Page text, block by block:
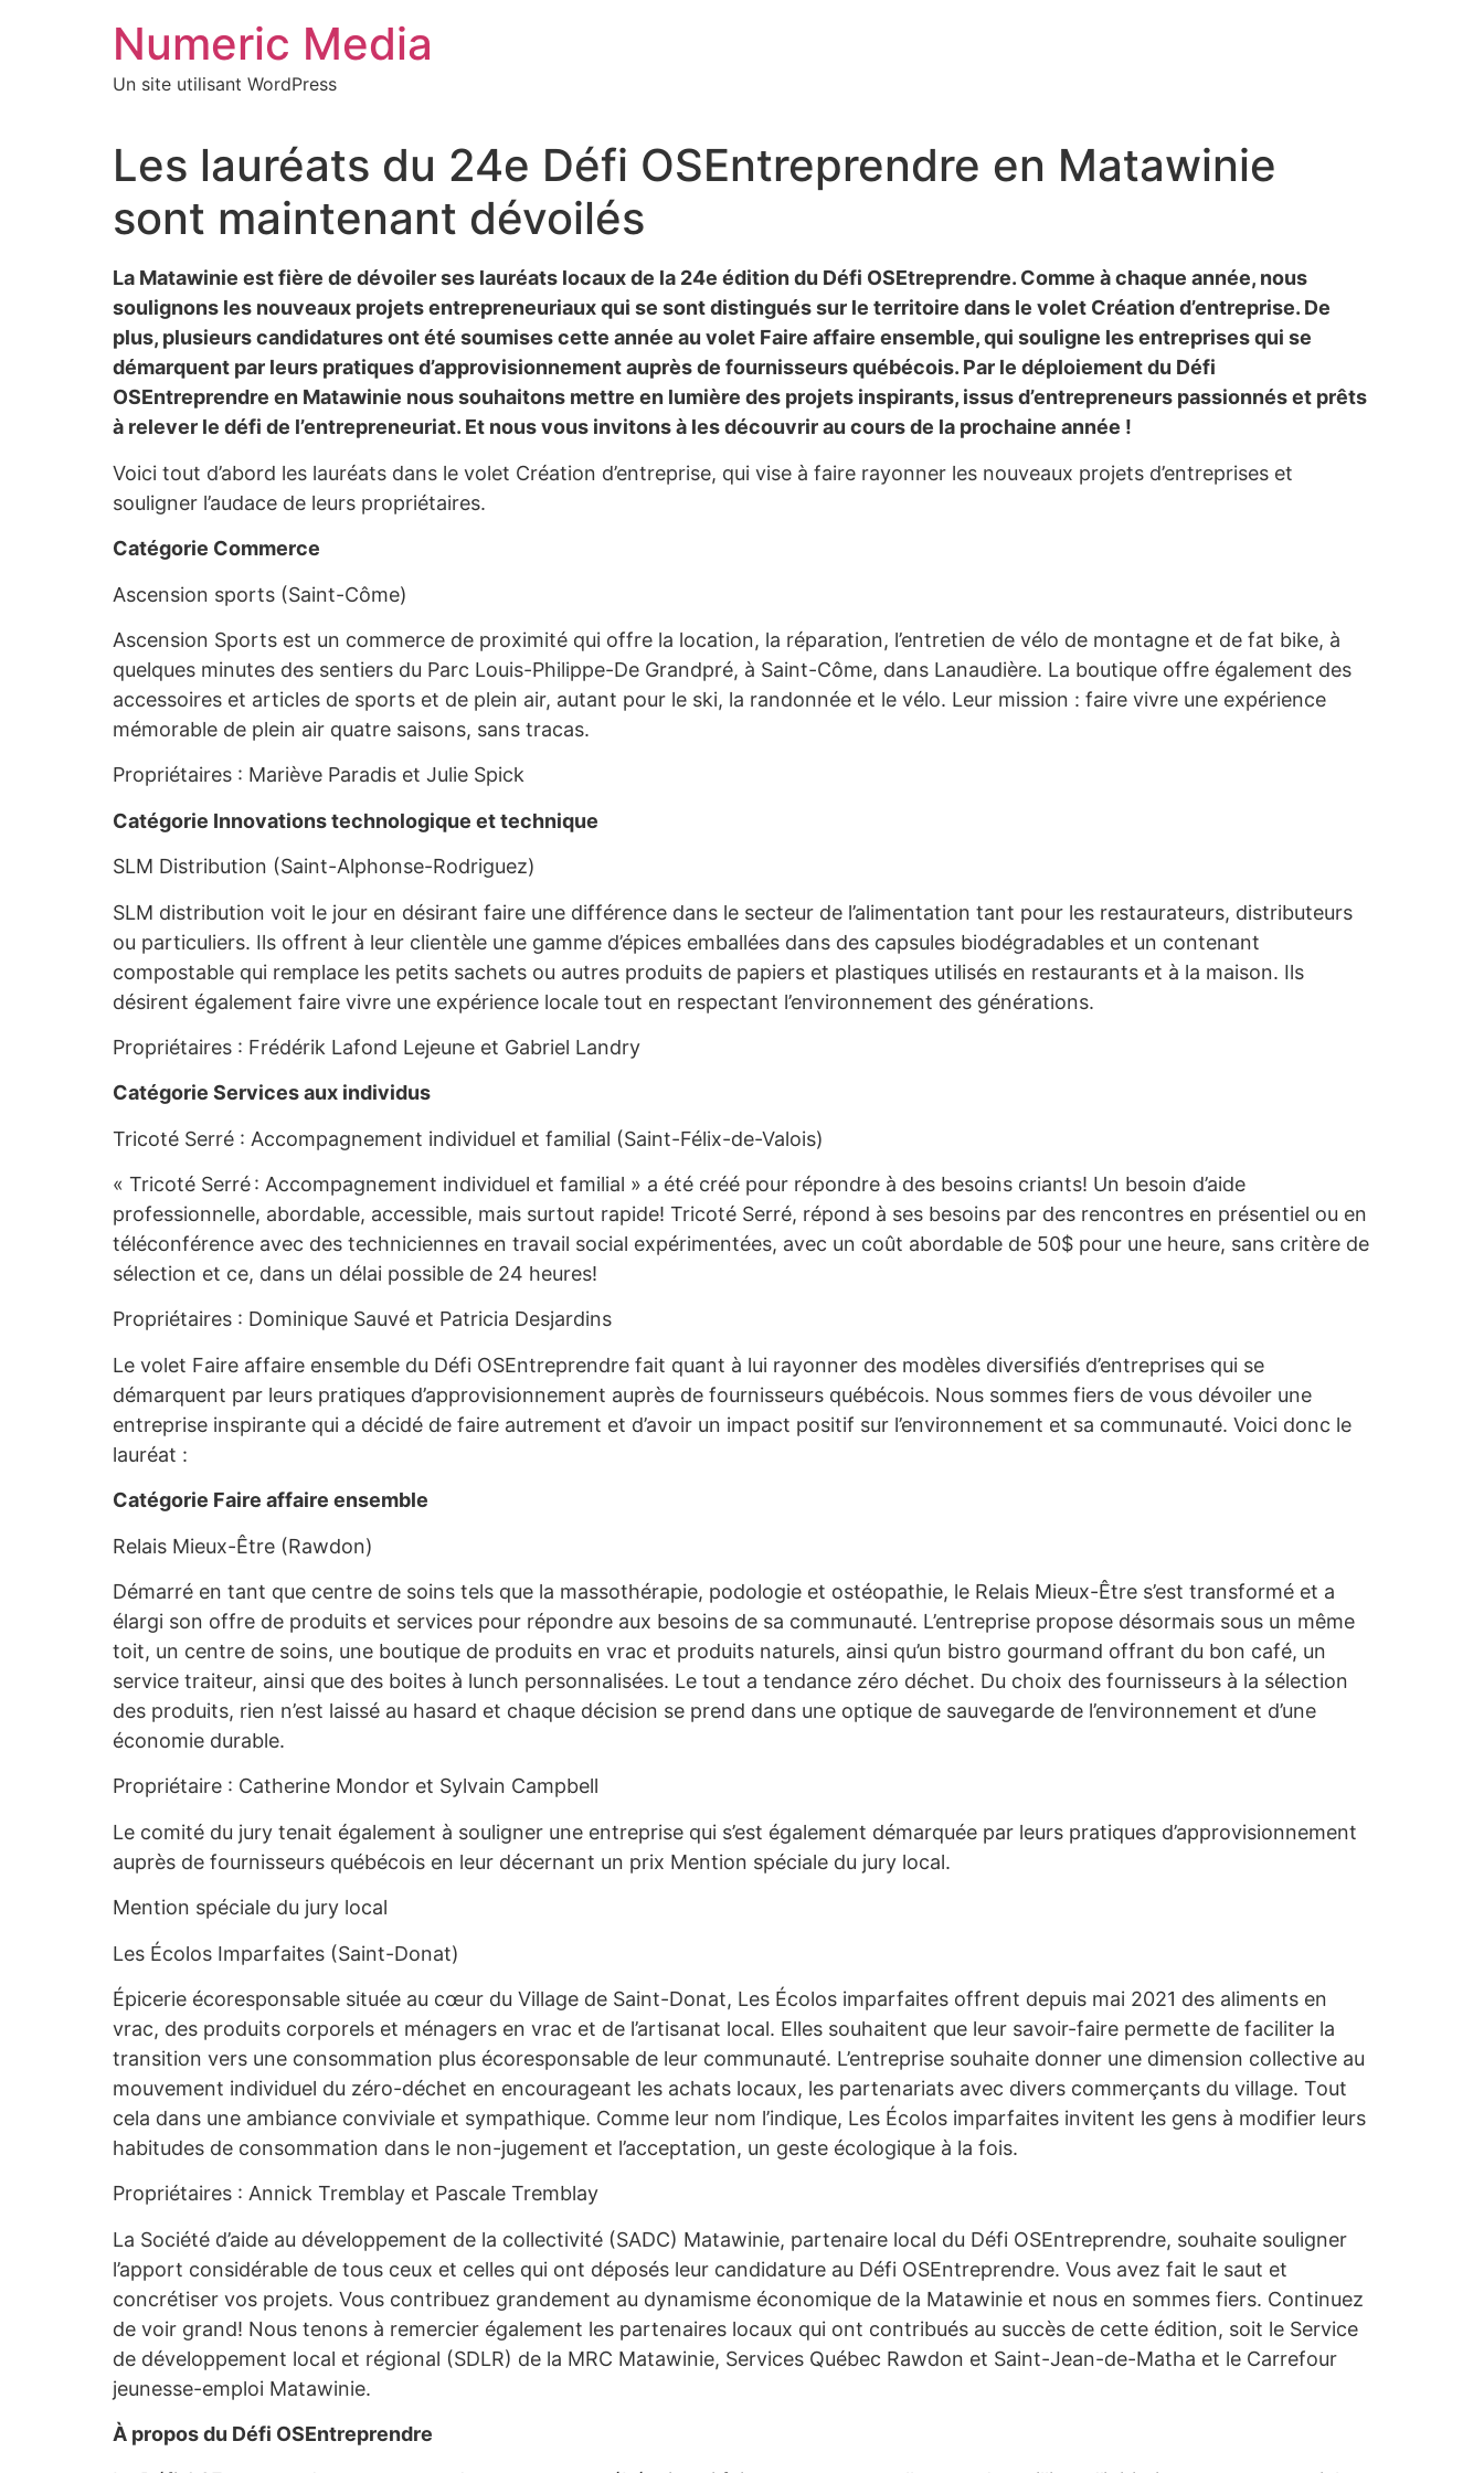
Numeric Media
Un site utilisant WordPress
Les lauréats du 24e Défi OSEntreprendre en Matawinie
sont maintenant dévoilés
La Matawinie est fière de dévoiler ses lauréats locaux de la 24e édition du Défi OSEtreprendre. Comme à chaque année, nous
soulignons les nouveaux projets entrepreneuriaux qui se sont distingués sur le territoire dans le volet Création d’entreprise. De
plus, plusieurs candidatures ont été soumises cette année au volet Faire affaire ensemble, qui souligne les entreprises qui se
démarquent par leurs pratiques d’approvisionnement auprès de fournisseurs québécois. Par le déploiement du Défi
OSEntreprendre en Matawinie nous souhaitons mettre en lumière des projets inspirants, issus d’entrepreneurs passionnés et prêts
à relever le défi de l’entrepreneuriat. Et nous vous invitons à les découvrir au cours de la prochaine année !
Voici tout d’abord les lauréats dans le volet Création d’entreprise, qui vise à faire rayonner les nouveaux projets d’entreprises et
souligner l’audace de leurs propriétaires.
Catégorie Commerce
Ascension sports (Saint-Côme)
Ascension Sports est un commerce de proximité qui offre la location, la réparation, l’entretien de vélo de montagne et de fat bike, à
quelques minutes des sentiers du Parc Louis-Philippe-De Grandpré, à Saint-Côme, dans Lanaudière. La boutique offre également des
accessoires et articles de sports et de plein air, autant pour le ski, la randonnée et le vélo. Leur mission : faire vivre une expérience
mémorable de plein air quatre saisons, sans tracas.
Propriétaires : Mariève Paradis et Julie Spick
Catégorie Innovations technologique et technique
SLM Distribution (Saint-Alphonse-Rodriguez)
SLM distribution voit le jour en désirant faire une différence dans le secteur de l’alimentation tant pour les restaurateurs, distributeurs
ou particuliers. Ils offrent à leur clientèle une gamme d’épices emballées dans des capsules biodégradables et un contenant
compostable qui remplace les petits sachets ou autres produits de papiers et plastiques utilisés en restaurants et à la maison. Ils
désirent également faire vivre une expérience locale tout en respectant l’environnement des générations.
Propriétaires : Frédérik Lafond Lejeune et Gabriel Landry
Catégorie Services aux individus
Tricoté Serré : Accompagnement individuel et familial (Saint-Félix-de-Valois)
« Tricoté Serré : Accompagnement individuel et familial » a été créé pour répondre à des besoins criants! Un besoin d’aide
professionnelle, abordable, accessible, mais surtout rapide! Tricoté Serré, répond à ses besoins par des rencontres en présentiel ou en
téléconférence avec des techniciennes en travail social expérimentées, avec un coût abordable de 50$ pour une heure, sans critère de
sélection et ce, dans un délai possible de 24 heures!
Propriétaires : Dominique Sauvé et Patricia Desjardins
Le volet Faire affaire ensemble du Défi OSEntreprendre fait quant à lui rayonner des modèles diversifiés d’entreprises qui se
démarquent par leurs pratiques d’approvisionnement auprès de fournisseurs québécois. Nous sommes fiers de vous dévoiler une
entreprise inspirante qui a décidé de faire autrement et d’avoir un impact positif sur l’environnement et sa communauté. Voici donc le
lauréat :
Catégorie Faire affaire ensemble
Relais Mieux-Être (Rawdon)
Démarré en tant que centre de soins tels que la massothérapie, podologie et ostéopathie, le Relais Mieux-Être s’est transformé et a
élargi son offre de produits et services pour répondre aux besoins de sa communauté. L’entreprise propose désormais sous un même
toit, un centre de soins, une boutique de produits en vrac et produits naturels, ainsi qu’un bistro gourmand offrant du bon café, un
service traiteur, ainsi que des boites à lunch personnalisées. Le tout a tendance zéro déchet. Du choix des fournisseurs à la sélection
des produits, rien n’est laissé au hasard et chaque décision se prend dans une optique de sauvegarde de l’environnement et d’une
économie durable.
Propriétaire : Catherine Mondor et Sylvain Campbell
Le comité du jury tenait également à souligner une entreprise qui s’est également démarquée par leurs pratiques d’approvisionnement
auprès de fournisseurs québécois en leur décernant un prix Mention spéciale du jury local.
Mention spéciale du jury local
Les Écolos Imparfaites (Saint-Donat)
Épicerie écoresponsable située au cœur du Village de Saint-Donat, Les Écolos imparfaites offrent depuis mai 2021 des aliments en
vrac, des produits corporels et ménagers en vrac et de l’artisanat local. Elles souhaitent que leur savoir-faire permette de faciliter la
transition vers une consommation plus écoresponsable de leur communauté. L’entreprise souhaite donner une dimension collective au
mouvement individuel du zéro-déchet en encourageant les achats locaux, les partenariats avec divers commerçants du village. Tout
cela dans une ambiance conviviale et sympathique. Comme leur nom l’indique, Les Écolos imparfaites invitent les gens à modifier leurs
habitudes de consommation dans le non-jugement et l’acceptation, un geste écologique à la fois.
Propriétaires : Annick Tremblay et Pascale Tremblay
La Société d’aide au développement de la collectivité (SADC) Matawinie, partenaire local du Défi OSEntreprendre, souhaite souligner
l’apport considérable de tous ceux et celles qui ont déposés leur candidature au Défi OSEntreprendre. Vous avez fait le saut et
concrétiser vos projets. Vous contribuez grandement au dynamisme économique de la Matawinie et nous en sommes fiers. Continuez
de voir grand! Nous tenons à remercier également les partenaires locaux qui ont contribués au succès de cette édition, soit le Service
de développement local et régional (SDLR) de la MRC Matawinie, Services Québec Rawdon et Saint-Jean-de-Matha et le Carrefour
jeunesse-emploi Matawinie.
À propos du Défi OSEntreprendre